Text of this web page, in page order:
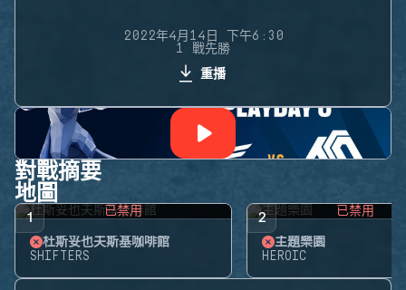
2022年4月14日 下午6:30
1 戰先勝
重播
對戰摘要
地圖
1 已禁用
杜斯妥也夫斯基咖啡館
SHIFTERS
2 已禁用
主題樂園
HEROIC